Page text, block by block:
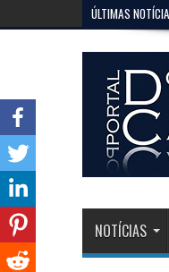
ÚLTIMAS
NOTÍCIAS